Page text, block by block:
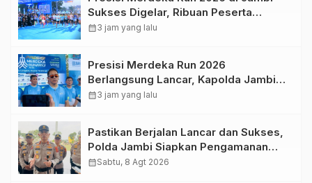
Sukses Digelar, Ribuan Peserta
Ramaikan Event Nasional
calendar_month3 jam yang lalu
Presisi Merdeka Run 2026
Berlangsung Lancar, Kapolda Jambi
Ucapkan Terimakasih dan Apresiasi
calendar_month3 jam yang lalu
Pastikan Berjalan Lancar dan Sukses,
Polda Jambi Siapkan Pengamanan
Berlapis untuk 8.750 Pelari, 1.848
calendar_monthSabtu, 8 Agt 2026